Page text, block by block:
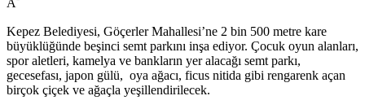
A
Kepez Belediyesi, Göçerler Mahallesi’ne 2 bin 500 metre kare
büyüklüğünde beşinci semt parkını inşa ediyor. Çocuk oyun alanları,
spor aletleri, kamelya ve bankların yer alacağı semt parkı,
gecesefası, japon gülü, oya ağacı, ficus nitida gibi rengarenk açan
birçok çiçek ve ağaçla yeşillendirilecek.